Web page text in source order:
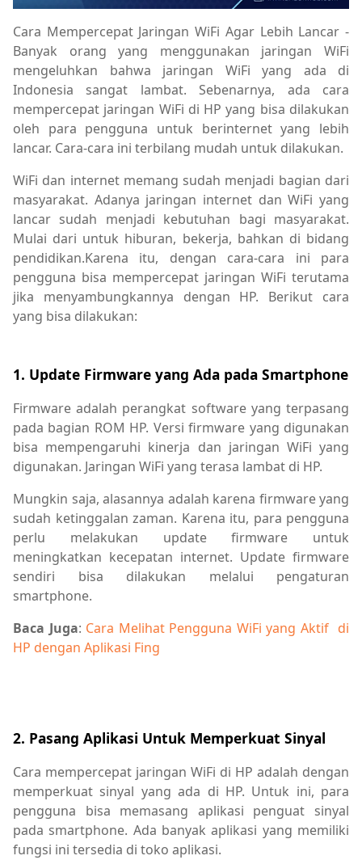
Cara Mempercepat Jaringan WiFi Agar Lebih Lancar -
Banyak orang yang menggunakan jaringan WiFi
mengeluhkan bahwa jaringan WiFi yang ada di
Indonesia sangat lambat. Sebenarnya, ada cara
mempercepat jaringan WiFi di HP yang bisa dilakukan
oleh para pengguna untuk berinternet yang lebih
lancar. Cara-cara ini terbilang mudah untuk dilakukan.
WiFi dan internet memang sudah menjadi bagian dari
masyarakat. Adanya jaringan internet dan WiFi yang
lancar sudah menjadi kebutuhan bagi masyarakat.
Mulai dari untuk hiburan, bekerja, bahkan di bidang
pendidikan.Karena itu, dengan cara-cara ini para
pengguna bisa mempercepat jaringan WiFi terutama
jika menyambungkannya dengan HP. Berikut cara
yang bisa dilakukan:
1. Update Firmware yang Ada pada Smartphone
Firmware adalah perangkat software yang terpasang
pada bagian ROM HP. Versi firmware yang digunakan
bisa mempengaruhi kinerja dan jaringan WiFi yang
digunakan. Jaringan WiFi yang terasa lambat di HP.
Mungkin saja, alasannya adalah karena firmware yang
sudah ketinggalan zaman. Karena itu, para pengguna
perlu melakukan update firmware untuk
meningkatkan kecepatan internet. Update firmware
sendiri bisa dilakukan melalui pengaturan
smartphone.
Baca Juga: Cara Melihat Pengguna WiFi yang Aktif di
HP dengan Aplikasi Fing
2. Pasang Aplikasi Untuk Memperkuat Sinyal
Cara mempercepat jaringan WiFi di HP adalah dengan
memperkuat sinyal yang ada di HP. Untuk ini, para
pengguna bisa memasang aplikasi penguat sinyal
pada smartphone. Ada banyak aplikasi yang memiliki
fungsi ini tersedia di toko aplikasi.